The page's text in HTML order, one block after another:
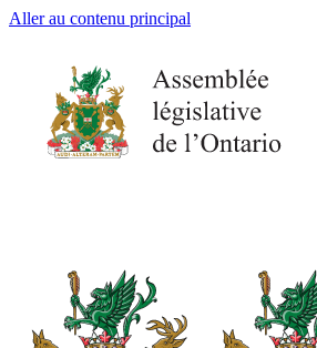
Aller au contenu principal